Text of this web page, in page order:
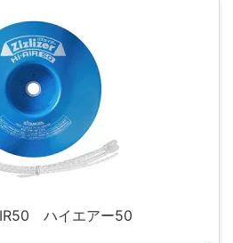
ハイエアー50